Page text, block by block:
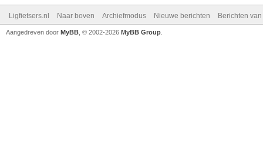
Ligfietsers.nl Naar boven Archiefmodus Nieuwe berichten Berichten
Aangedreven door MyBB , © 2002-2026 MyBB Group